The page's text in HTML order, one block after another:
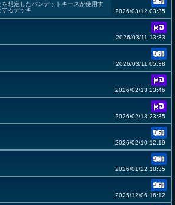
想定したバンデットキースが使用す
するデッキ
2026/03/12 03:35
2026/03/11 13:33
2026/03/11 05:38
2026/02/13 23:46
2026/02/13 23:35
2026/02/10 12:19
2026/01/22 18:35
2025/12/06 16:12